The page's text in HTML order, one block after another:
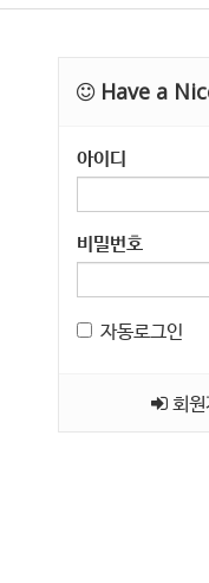
Have a
아이디
비밀번호
자동로그인
회원